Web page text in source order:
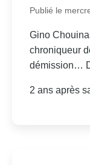
Publié le
Gino
chroniqueur
démission…
2 ans après